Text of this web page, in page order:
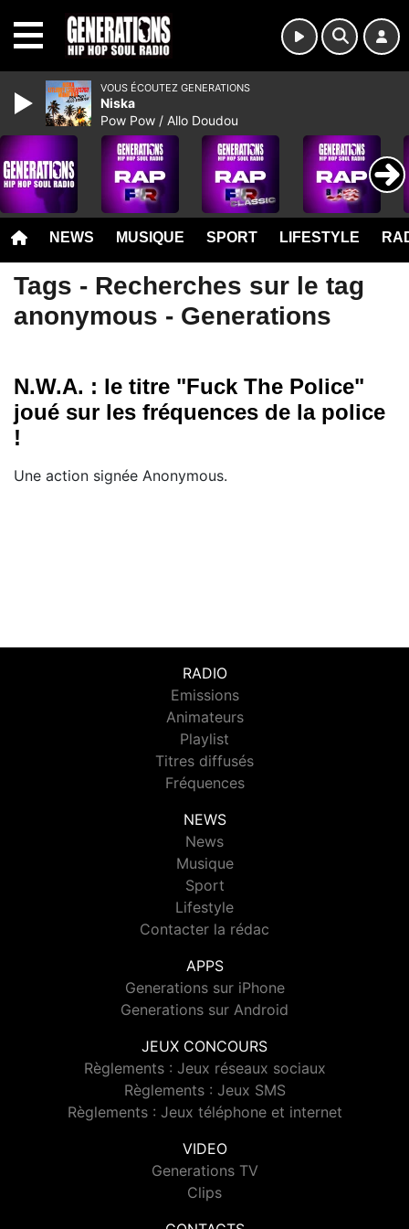
NEWS MUSIQUE SPORT LIFESTYLE
Tags - Recherches sur le tag
anonymous - Generations
N.W.A. : le titre "Fuck The Police"
joué sur les fréquences de la police
!
Une action signée Anonymous.
RADIO
Emissions
Animateurs
Playlist
Titres diffusés
Fréquences
NEWS
News
Musique
Sport
Lifestyle
Contacter la rédac
APPS
Generations sur iPhone
Generations sur Android
JEUX CONCOURS
Règlements : Jeux réseaux sociaux
Règlements : Jeux SMS
Règlements : Jeux téléphone et internet
VIDEO
Generations TV
Clips
VOUS ÉCOUTEZ GENERATIONS
Niska
Pow Pow / Allo Doudou